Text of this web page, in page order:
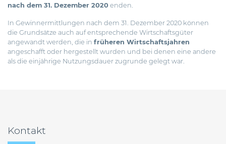
nach dem 31. Dezember 2020 enden.
In Gewinnermittlungen nach dem 31. Dezember 2020 können
die Grundsätze auch auf entsprechende Wirtschaftsgüter
angewandt werden, die in früheren Wirtschaftsjahren
angeschafft oder hergestellt wurden und bei denen eine andere
als die einjährige Nutzungsdauer zugrunde gelegt war.
Kontakt